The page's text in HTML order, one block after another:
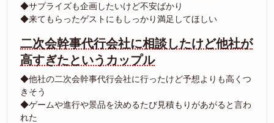
◆サプライズも企画したいけど不安ばかり
◆来てもらったゲストにもしっかり満足してほしい
二次会幹事代行会社に相談したけど他社が
高すぎたというカップル
◆他社の二次会幹事代行会社に行ったけど予想よりも高くつ
きそう
◆ゲームや進行や景品を決めるたび見積もりがあがると言わ
れた